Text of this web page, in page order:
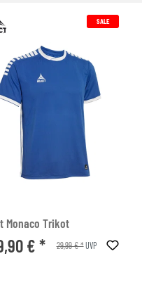
SALE
Monaco Trikot
€ * 29,99 € *UVP